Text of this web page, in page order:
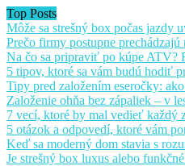
Top Posts
Môže sa strešný box počas jazdy
Prečo firmy postupne prechádzajú
Na čo sa pripraviť po kúpe ATV?
5 tipov, ktoré sa vám budú hodiť
Tipy pred založením eseročky:
Založenie ohňa bez zápaliek – v
7 vecí, ktoré by mal vedieť každý
5 otázok a odpovedí, ktoré vám
Keď sa moderný dom stavia s
Je strešný box luxus alebo